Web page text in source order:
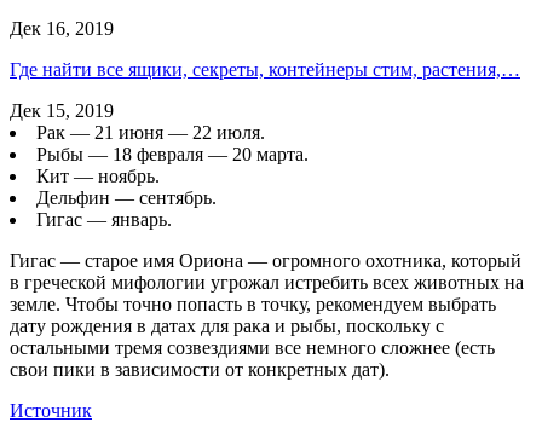
Дек 16, 2019
Где найти все ящики, секреты, контейнеры стим, растения,…
Дек 15, 2019
Рак — 21 июня — 22 июля.
Рыбы — 18 февраля — 20 марта.
Кит — ноябрь.
Дельфин — сентябрь.
Гигас — январь.
Гигас — старое имя Ориона — огромного охотника, который
в греческой мифологии угрожал истребить всех животных на
земле. Чтобы точно попасть в точку, рекомендуем выбрать
дату рождения в датах для рака и рыбы, поскольку с
остальными тремя созвездиями все немного сложнее (есть
свои пики в зависимости от конкретных дат).
Источник